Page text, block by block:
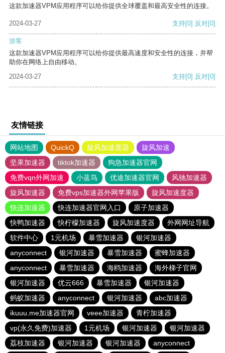
这款加速器VPM应用程序可以给你提供全球覆盖和最高安全性的连接。
2024-03-27 支持[0] 反对[0]
游客
这款加速器VPM应用程序可以给你提供最高速度和安全性的连接，并帮
助你在网络上自由移动。
2024-03-27
支持[0] 反对[0]
友情链接
网站地图 QuickQ 旋风加速度器
旋风加速
坚果加速器
tiktok加速器
狗急加速器官网
免费vqn外网加速
小蓝鸟 优途加速器官网
风驰加速器
旋风加速器
免费vps加速器外网苹果版
旋风加速度器
快连加速器
快连加速器官网入口
原子加速器
快鸭加速器
快柠檬加速器 旋风加速度器
外网网址导航
软件中心
1元机场 暴雪加速器
银河加速器
anyconnect
银河加速器 暴雪加速器
蜜蜂加速器
anyconnect
暴雪加速器 海鸥加速器
海外梯子官网
银河加速器
优云666 暴雪加速器
银河加速器
蚂蚁加速器
anyconnect 银河加速器
abc加速器
ikuuu.me加速器官网
veee加速器
青柠加速器
vp(永久免费)加速器
1元机场 银河加速器
银河加速器
荔枝加速器
银河加速器 银河加速器 anyconnect